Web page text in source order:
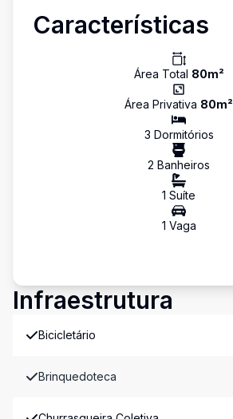
Características
Área Total 80m²
Área Privativa 80m²
3 Dormitórios
2 Banheiros
1 Suíte
1 Vaga
Infraestrutura
Bicicletário
Brinquedoteca